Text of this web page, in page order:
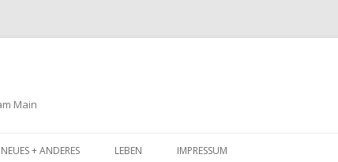
Main
Inhalt
NEUES + ANDERES LEBEN IMPRESSUM